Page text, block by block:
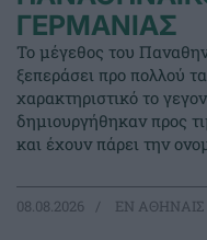
ΓΕΡΜΑΝΙΑΣ
Το μέγεθος του
ξεπεράσει προ πολλού
χαρακτηριστικό το
δημιουργήθηκαν προς
και έχουν πάρει την
08.08.2026 EΝ ΑΘΗΝΑΙΣ